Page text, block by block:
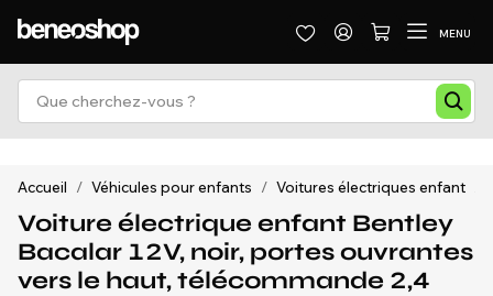
MENU
Accueil / Véhicules pour enfants / Voitures électriques enfant
Voiture électrique enfant Bentley
Bacalar 12V, noir, portes ouvrantes
vers le haut, télécommande 2,4